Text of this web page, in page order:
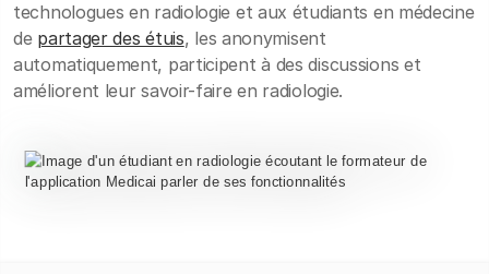
technologues en radiologie et aux étudiants en médecine
de partager des étuis, les anonymisent
automatiquement, participent à des discussions et
améliorent leur savoir-faire en radiologie.